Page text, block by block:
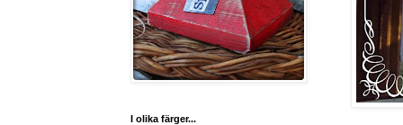
I olika färger...